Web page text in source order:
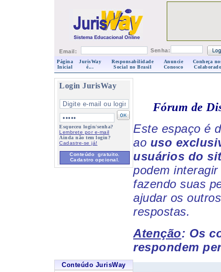
Email: Senha:
Página
Inicial
JurisWay
é...
Responsabilidade
Social no Brasil
Anuncie
Conosco
Conheça
Login JurisWay
Esqueceu login/senha?
Lembrete por e-mail
Ainda não tem login?
Cadastre-se já!
Conteúdo gratuito.
Cadastro opcional.
Conteúdo JurisWay
Fórum de
Este espaço é
ao uso
usuários do
podem
fazendo suas
ajudar os
respostas.
Atenção: Os
respondem